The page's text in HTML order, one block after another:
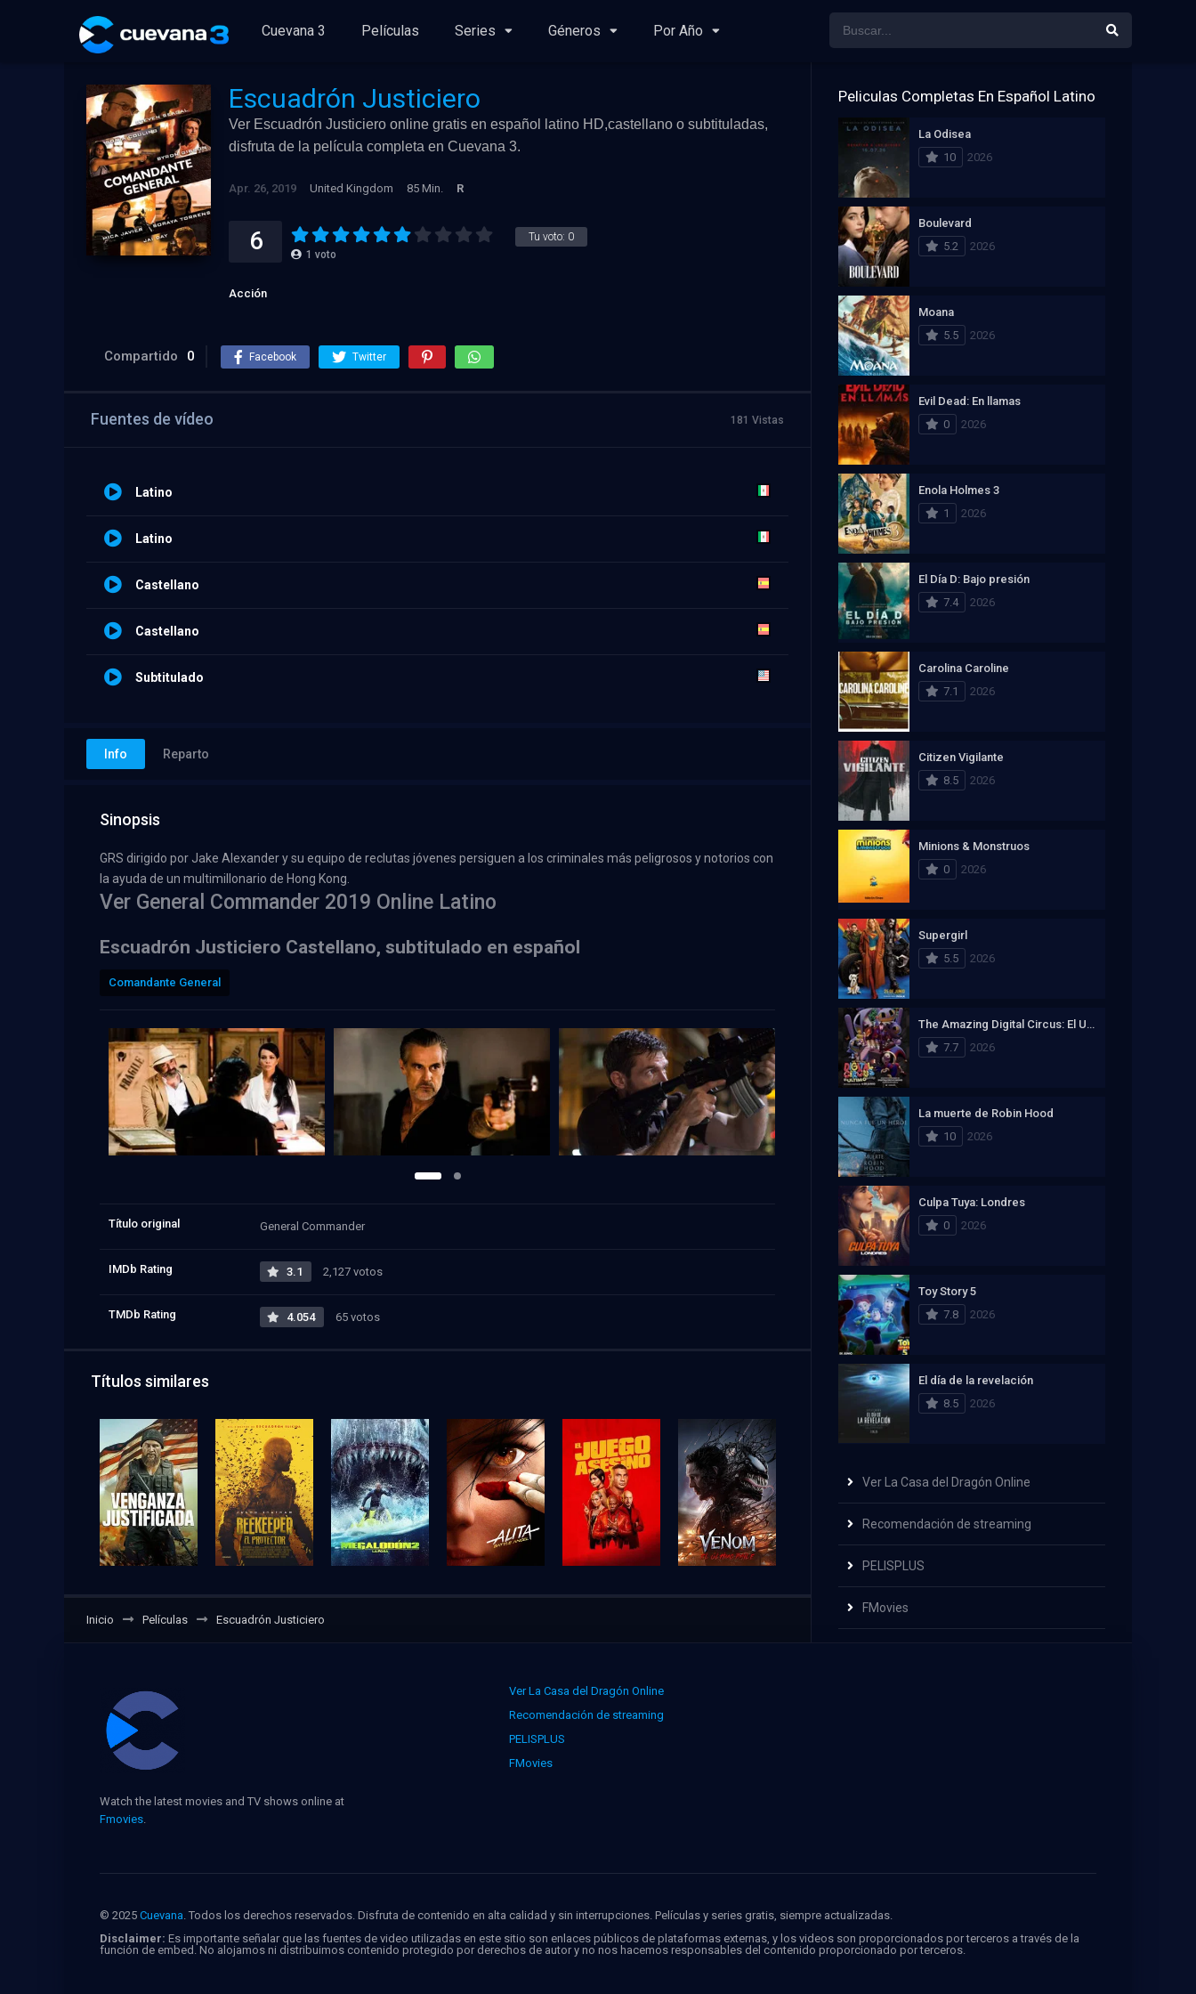
Cuevana 3 Películas Series Géneros Por Año
Escuadrón Justiciero
Ver Escuadrón Justiciero online gratis en español latino HD,castellano o subtituladas,
disfruta de la película completa en Cuevana 3.
Apr. 26, 2019 United Kingdom 85 Min. R
Tu voto: 0
6 1 voto
Acción
Compartido 0 Facebook Twitter
Fuentes de vídeo 181 Vistas
Latino
Latino
Castellano
Castellano
Subtitulado
Info Reparto
Sinopsis
GRS dirigido por Jake Alexander y su equipo de reclutas jóvenes persiguen a los criminales más peligrosos y notorios con
la ayuda de un multimillonario de Hong Kong.
Ver General Commander 2019 Online Latino
Escuadrón Justiciero Castellano, subtitulado en español
Comandante General
Título original General Commander
IMDb Rating 3.1 2,127 votos
TMDb Rating 4.054 65 votos
Títulos similares
Inicio Películas Escuadrón Justiciero
Peliculas Completas En Español Latino
La Odisea
10
2026
Boulevard
5.2
2026
Moana
5.5
2026
Evil Dead: En llamas
0
2026
Enola Holmes 3
1
2026
El Día D: Bajo presión
7.4
2026
Carolina Caroline
7.1
2026
Citizen Vigilante
8.5
2026
Minions & Monstruos
0
2026
Supergirl
5.5
2026
The Amazing Digital Circus: El Ultimo Acto
7.7
2026
La muerte de Robin Hood
10
2026
Culpa Tuya: Londres
0
2026
Toy Story 5
7.8
2026
El día de la revelación
8.5
2026
Ver La Casa del Dragón Online
Recomendación de streaming
PELISPLUS
FMovies
Ver La Casa del Dragón Online
Recomendación de streaming
PELISPLUS
FMovies
Watch the latest movies and TV shows online at
Fmovies
© 2025 Cuevana . Todos los derechos reservados. Disfruta de contenido en alta calidad y sin interrupciones. Películas y series gratis, siempre actualizadas.
Disclaimer: Es importante señalar que las fuentes de video utilizadas en este sitio son enlaces públicos de plataformas externas, y los videos son proporcionados por terceros a través de la
función de embed. No alojamos ni distribuimos contenido protegido por derechos de autor y no nos hacemos responsables del contenido proporcionado por terceros.